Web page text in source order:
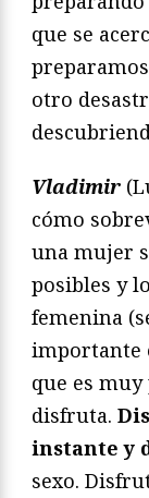
que se
otro
Vladimir
cómo
una mujer
posibles y
femenina
importante
que es
disfruta.
instante y
sexo.